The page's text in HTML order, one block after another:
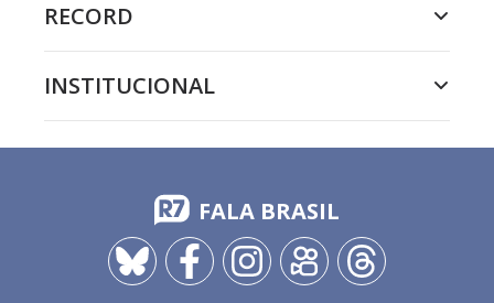
RECORD
INSTITUCIONAL
FALA BRASIL